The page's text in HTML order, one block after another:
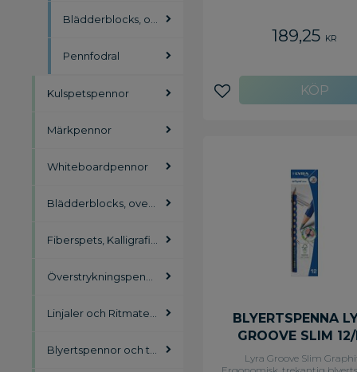
189,25 KR
Lägg till i favoriter
BLYERTSPENNA
GROOVE SLIM
Lyra Groove Slim
Blädderblocks, overheadpennor
Pennfodral
Kulspetspennor
Märkpennor
Whiteboardpennor
Blädderblocks, overheadpennor
Fiberspets, Kalligrafipennor
Överstrykningspennor
Linjaler och Ritmateriel
Blyertspennor och tillbehör